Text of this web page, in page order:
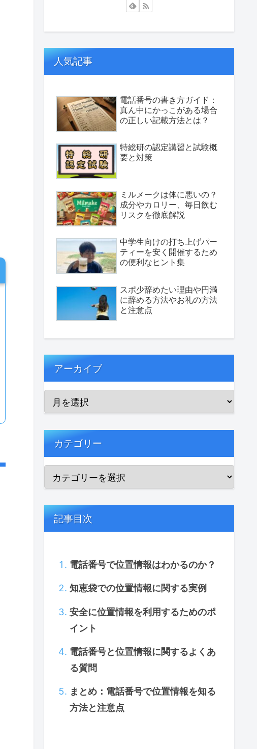
人気記事
電話番号の書き方ガイド：
真ん中にかっこがある場合
の正しい記載方法とは？
特総研の認定講習と試験概
要と対策
ミルメークは体に悪いの？
成分やカロリー、毎日飲む
リスクを徹底解説
中学生向けの打ち上げパー
ティーを安く開催するため
の便利なヒント集
スポ少辞めたい理由や円満
に辞める方法やお礼の方法
と注意点
アーカイブ
カテゴリー
記事目次
電話番号で位置情報はわかるのか？
知恵袋での位置情報に関する実例
安全に位置情報を利用するためのポ
イント
電話番号と位置情報に関するよくあ
る質問
まとめ：電話番号で位置情報を知る
方法と注意点